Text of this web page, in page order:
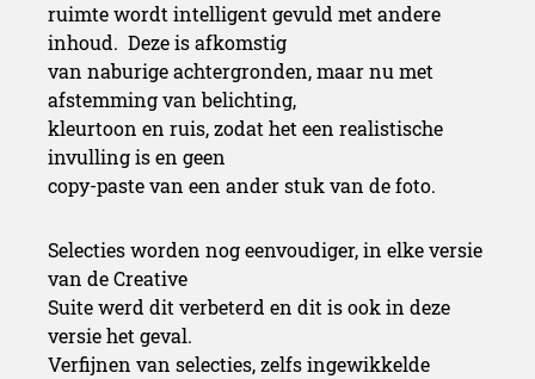
ruimte wordt intelligent gevuld met andere
inhoud. Deze is afkomstig
van naburige achtergronden, maar nu met
afstemming van belichting,
kleurtoon en ruis, zodat het een realistische
invulling is en geen
copy-paste van een ander stuk van de foto.
Selecties worden nog eenvoudiger, in elke versie
van de Creative
Suite werd dit verbeterd en dit is ook in deze
versie het geval.
Verfijnen van selecties, zelfs ingewikkelde